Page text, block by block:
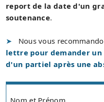
report de la date d'un
soutenance.
Nous vous
lettre pour demander
d'un partiel après une